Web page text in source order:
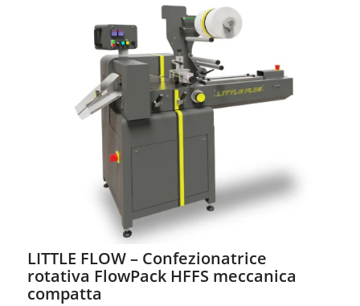
LITTLE FLOW – Confezionatrice
rotativa FlowPack HFFS meccanica
compatta